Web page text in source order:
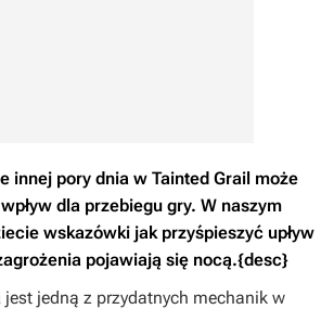
innej pory dnia w Tainted Grail może
dla przebiegu gry. W naszym
wskazówki jak przyśpieszyć upływ
pojawiają się nocą.{desc}
jest jedną z przydatnych mechanik w